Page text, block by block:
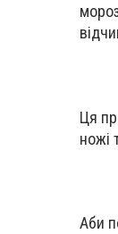
Ця
ножі
Аби